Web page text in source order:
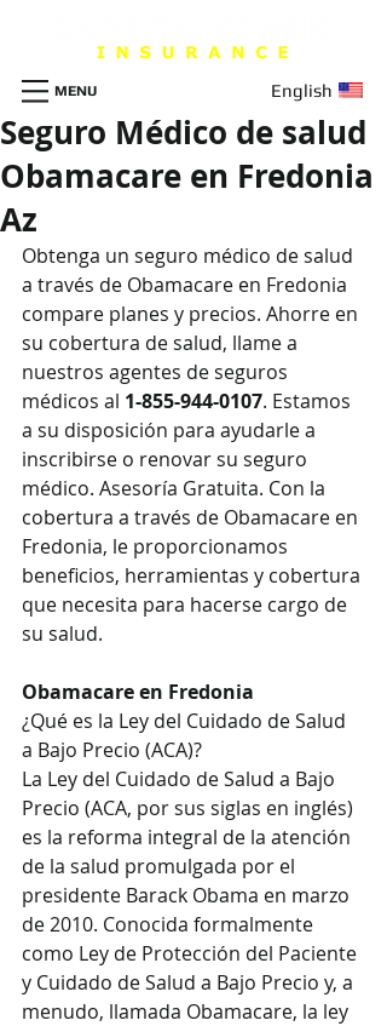
English
MENU
Seguro Médico de salud
Obamacare en Fredonia
Az
Obtenga un seguro médico de salud
a través de Obamacare en Fredonia
compare planes y precios. Ahorre en
su cobertura de salud, llame a
nuestros agentes de seguros
médicos al 1-855-944-0107. Estamos
a su disposición para ayudarle a
inscribirse o renovar su seguro
médico. Asesoría Gratuita. Con la
cobertura a través de Obamacare en
Fredonia, le proporcionamos
beneficios, herramientas y cobertura
que necesita para hacerse cargo de
su salud.
Obamacare en Fredonia
¿Qué es la Ley del Cuidado de Salud
a Bajo Precio (ACA)?
La Ley del Cuidado de Salud a Bajo
Precio (ACA, por sus siglas en inglés)
es la reforma integral de la atención
de la salud promulgada por el
presidente Barack Obama en marzo
de 2010. Conocida formalmente
como Ley de Protección del Paciente
y Cuidado de Salud a Bajo Precio y, a
menudo, llamada Obamacare, la ley